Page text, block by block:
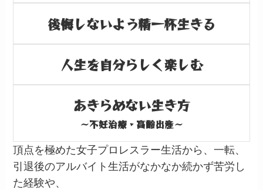
後悔しないよう精一杯生きる
人生を自分らしく楽しむ
あきらめない生き方
〜不妊治療・高齢出産〜
頂点を極めた女子プロレスラー生活から、一転、
引退後のアルバイト生活がなかなか続かず苦労し
た経験や、